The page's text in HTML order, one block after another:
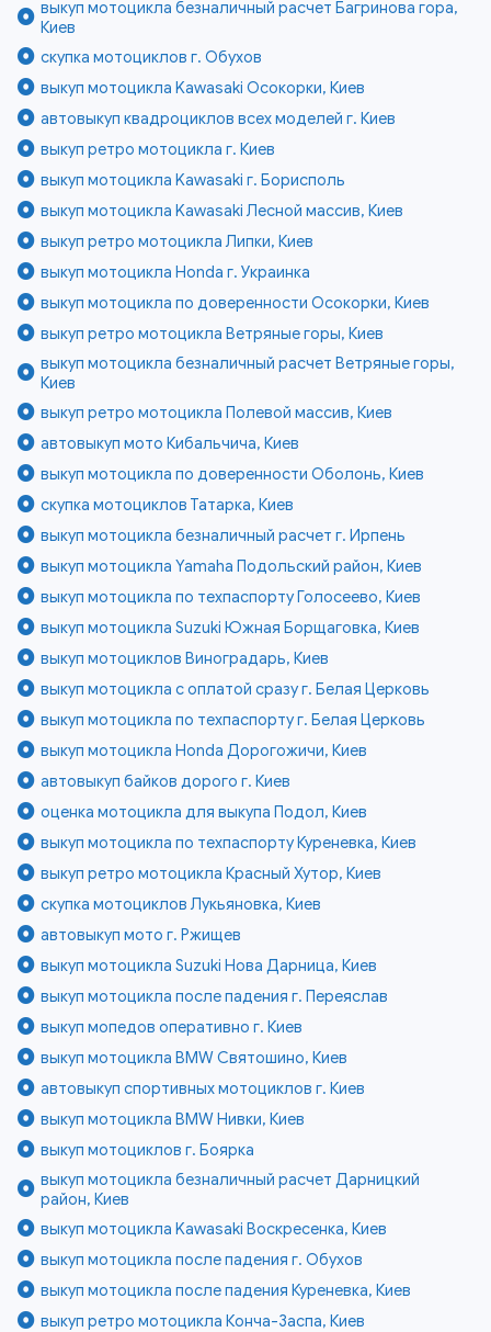
выкуп мотоцикла безналичный расчет Багринова гора,
Киев
скупка мотоциклов г. Обухов
выкуп мотоцикла Kawasaki Осокорки, Киев
автовыкуп квадроциклов всех моделей г. Киев
выкуп ретро мотоцикла г. Киев
выкуп мотоцикла Kawasaki г. Борисполь
выкуп мотоцикла Kawasaki Лесной массив, Киев
выкуп ретро мотоцикла Липки, Киев
выкуп мотоцикла Honda г. Украинка
выкуп мотоцикла по доверенности Осокорки, Киев
выкуп ретро мотоцикла Ветряные горы, Киев
выкуп мотоцикла безналичный расчет Ветряные горы,
Киев
выкуп ретро мотоцикла Полевой массив, Киев
автовыкуп мото Кибальчича, Киев
выкуп мотоцикла по доверенности Оболонь, Киев
скупка мотоциклов Татарка, Киев
выкуп мотоцикла безналичный расчет г. Ирпень
выкуп мотоцикла Yamaha Подольский район, Киев
выкуп мотоцикла по техпаспорту Голосеево, Киев
выкуп мотоцикла Suzuki Южная Борщаговка, Киев
выкуп мотоциклов Виноградарь, Киев
выкуп мотоцикла с оплатой сразу г. Белая Церковь
выкуп мотоцикла по техпаспорту г. Белая Церковь
выкуп мотоцикла Honda Дорогожичи, Киев
автовыкуп байков дорого г. Киев
оценка мотоцикла для выкупа Подол, Киев
выкуп мотоцикла по техпаспорту Куреневка, Киев
выкуп ретро мотоцикла Красный Хутор, Киев
скупка мотоциклов Лукьяновка, Киев
автовыкуп мото г. Ржищев
выкуп мотоцикла Suzuki Нова Дарница, Киев
выкуп мотоцикла после падения г. Переяслав
выкуп мопедов оперативно г. Киев
выкуп мотоцикла BMW Святошино, Киев
автовыкуп спортивных мотоциклов г. Киев
выкуп мотоцикла BMW Нивки, Киев
выкуп мотоциклов г. Боярка
выкуп мотоцикла безналичный расчет Дарницкий
район, Киев
выкуп мотоцикла Kawasaki Воскресенка, Киев
выкуп мотоцикла после падения г. Обухов
выкуп мотоцикла после падения Куреневка, Киев
выкуп ретро мотоцикла Конча-Заспа, Киев